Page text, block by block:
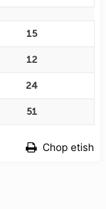
15
12
24
51
Chop etish